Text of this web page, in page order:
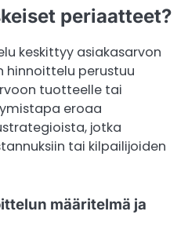
periaatteet?
keskittyy asiakasarvon
hinnoittelu perustuu
tuotteelle tai
eroaa
jotka
tai kilpailijoiden
määritelmä ja